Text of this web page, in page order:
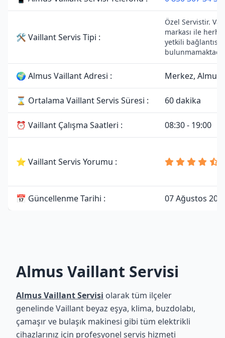
🛠 Vaillant Servis Tipi :
Özel Servistir.
markası ile
yetkili bağlantısı
🌍 Almus Vaillant Adresi : Merkez,
⌛ Ortalama Vaillant Servis Süresi : 60 dakika
⏰ Vaillant Çalışma Saatleri : 08:30 - 19:00
⭐ Vaillant Servis Yorumu :
📅 Güncellenme Tarihi : 07 Ağustos
Almus Vaillant Servisi
Almus Vaillant Servisi olarak tüm ilçeler
genelinde Vaillant beyaz eşya, klima, buzdolabı,
çamaşır ve bulaşık makinesi gibi tüm elektrikli
cihazlarınız için profesyonel servis hizmeti